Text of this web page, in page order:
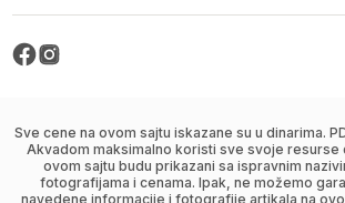
Sve cene na ovom sajtu iskazane su u dinarima.
Akvadom maksimalno koristi sve svoje resurse
ovom sajtu budu prikazani sa ispravnim
fotografijama i cenama. Ipak, ne možemo
navedene informacije i fotografije artikala na